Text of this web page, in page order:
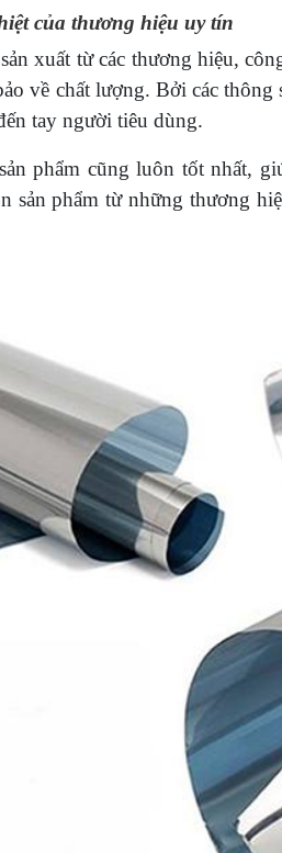
của thương hiệu uy tín
xuất từ các thương hiệu,
về chất lượng. Bởi các
tay người tiêu dùng.
phẩm cũng luôn tốt nhất,
sản phẩm từ những thương